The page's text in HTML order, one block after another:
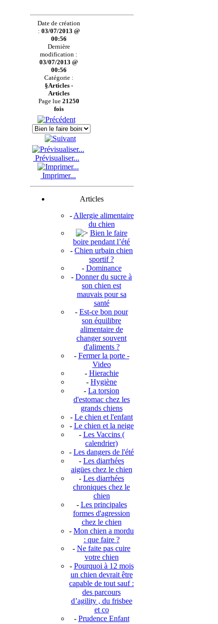
Date de création
: 03/07/2013 @
00:56
Dernière
modification :
03/07/2013 @
00:56
Catégorie :
§Articles -
Articles
Page lue 21250
fois
Prévisualiser...
Imprimer...
Articles
- Allergie alimentaire
du chien
Bien le faire
boire pendant l’été
- Chien urbain chien
sportif ?
- Dominance
- Donner du sucre à
son chien est
mauvais pour sa
santé
- Est-ce bon pour
son équilibre
alimentaire de
changer souvent
d'aliments ?
- Fermer la porte -
Video
- Hierachie
- Hygiène
- La torsion
d'estomac chez les
grands chiens
- Le chien et l'enfant
- Le chien et la neige
- Les Vaccins (
calendrier)
- Les dangers de l'été
- Les diarrhées
aigües chez le chien
- Les diarrhées
chroniques chez le
chien
- Les principales
formes d'agression
chez le chien
- Mon chien a mordu
: que faire ?
- Ne faite pas cuire
votre chien
- Pourquoi à 12 mois
un chien devrait être
capable de tout sauf :
des parcours
d’agility , du frisbee
et co
- Prudence Enfant